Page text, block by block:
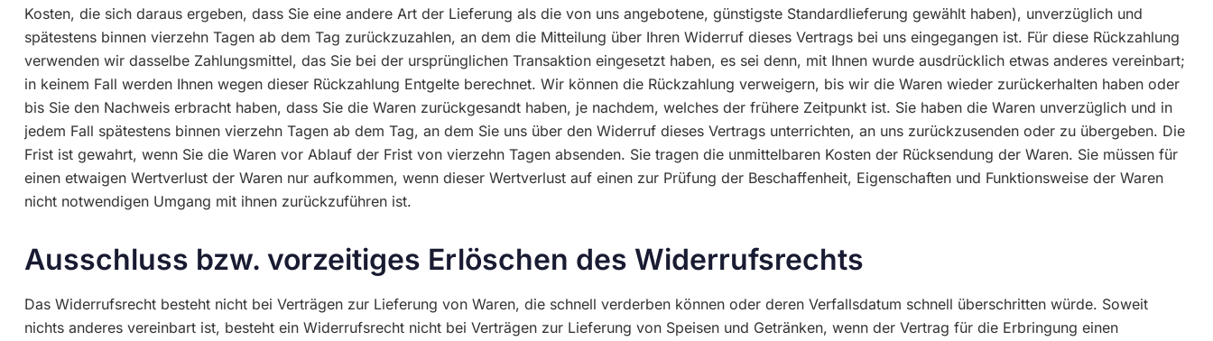
Kosten, die sich daraus ergeben, dass Sie eine andere Art der Lieferung als die von uns angebotene, günstigste Standardlieferung gewählt haben), unverzüglich und
spätestens binnen vierzehn Tagen ab dem Tag zurückzuzahlen, an dem die Mitteilung über Ihren Widerruf dieses Vertrags bei uns eingegangen ist. Für diese Rückzahlung
verwenden wir dasselbe Zahlungsmittel, das Sie bei der ursprünglichen Transaktion eingesetzt haben, es sei denn, mit Ihnen wurde ausdrücklich etwas anderes vereinbart;
in keinem Fall werden Ihnen wegen dieser Rückzahlung Entgelte berechnet. Wir können die Rückzahlung verweigern, bis wir die Waren wieder zurückerhalten haben oder
bis Sie den Nachweis erbracht haben, dass Sie die Waren zurückgesandt haben, je nachdem, welches der frühere Zeitpunkt ist. Sie haben die Waren unverzüglich und in
jedem Fall spätestens binnen vierzehn Tagen ab dem Tag, an dem Sie uns über den Widerruf dieses Vertrags unterrichten, an uns zurückzusenden oder zu übergeben. Die
Frist ist gewahrt, wenn Sie die Waren vor Ablauf der Frist von vierzehn Tagen absenden. Sie tragen die unmittelbaren Kosten der Rücksendung der Waren. Sie müssen für
einen etwaigen Wertverlust der Waren nur aufkommen, wenn dieser Wertverlust auf einen zur Prüfung der Beschaffenheit, Eigenschaften und Funktionsweise der Waren
nicht notwendigen Umgang mit ihnen zurückzuführen ist.
Ausschluss bzw. vorzeitiges Erlöschen des Widerrufsrechts
Das Widerrufsrecht besteht nicht bei Verträgen zur Lieferung von Waren, die schnell verderben können oder deren Verfallsdatum schnell überschritten würde. Soweit
nichts anderes vereinbart ist, besteht ein Widerrufsrecht nicht bei Verträgen zur Lieferung von Speisen und Getränken, wenn der Vertrag für die Erbringung einen